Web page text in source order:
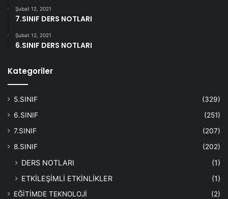
Şubat 12, 2021
7.SINIF DERS NOTLARI
Şubat 12, 2021
6.SINIF DERS NOTLARI
Kategoriler
5.SINIF
(329)
6.SINIF
(251)
7.SINIF
(207)
8.SINIF
(202)
DERS NOTLARI
(1)
ETKİLEŞİMLİ ETKİNLİKLER
(1)
EĞİTİMDE TEKNOLOJİ
(2)